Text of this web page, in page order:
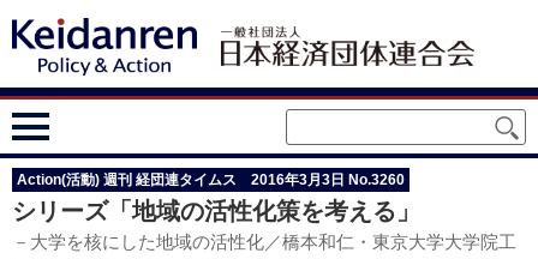
Action(活動) 週刊 経団連タイムス 2016年3月3日 No.3260
シリーズ「地域の活性化策を考える」
－大学を核にした地域の活性化／橋本和仁・東京大学大学院工